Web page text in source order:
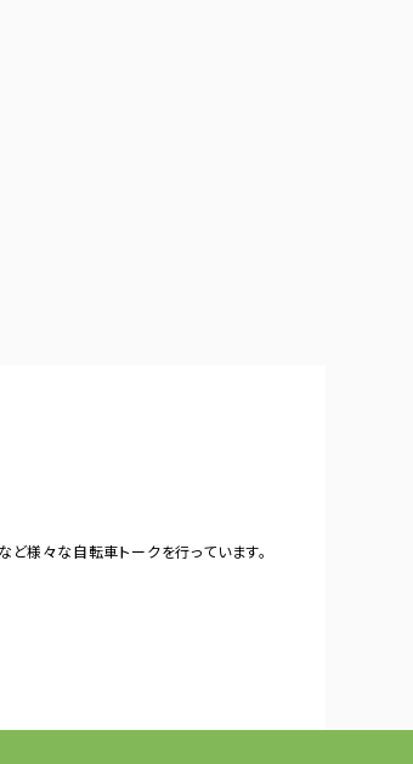
様々な自転車トークを行っています。